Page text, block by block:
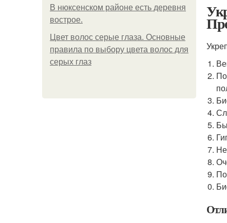
В нюксенском районе есть деревня
вострое.
Цвет волос серые глаза. Основные
правила по выбору цвета волос для
серых глаз